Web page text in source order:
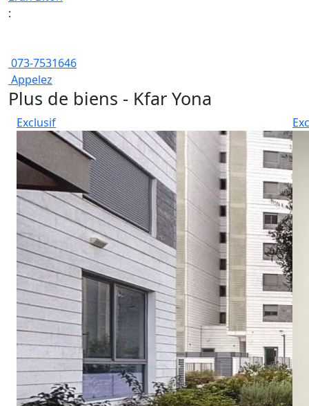
:
073-7531646
Appelez
Plus de biens - Kfar Yona
Exclusif